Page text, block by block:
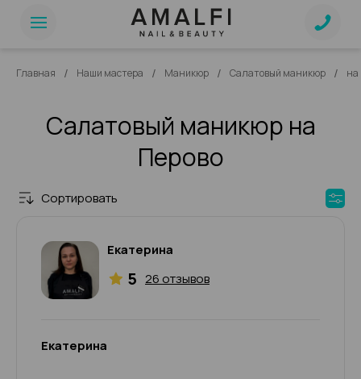
Главная / Наши мастера / Маникюр / Салатовый маникюр / на
Салатовый маникюр на
Перово
Сортировать
Екатерина
5 26 отзывов
Екатерина